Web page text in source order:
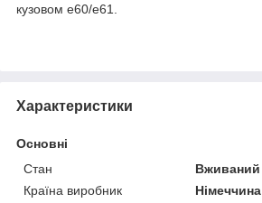
кузовом e60/e61.
Характеристики
Основні
Стан
Вживаний
Країна виробник
Німеччина